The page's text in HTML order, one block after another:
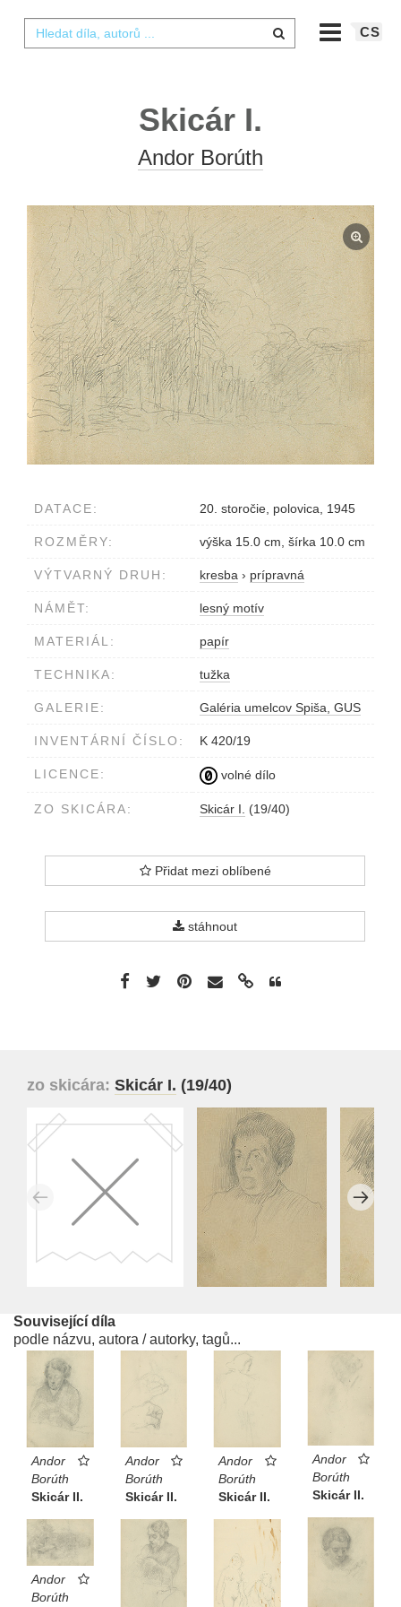
CS
Skicár I.
Andor Borúth
DATACE: 20. storočie, polovica, 1945
ROZMĚRY: výška 15.0 cm, šírka 10.0 cm
VÝTVARNÝ DRUH: kresba › prípravná
NÁMĚT: lesný motív
MATERIÁL: papír
TECHNIKA: tužka
GALERIE: Galéria umelcov Spiša, GUS
INVENTÁRNÍ ČÍSLO: K 420/19
LICENCE: volné dílo
ZO SKICÁRA: Skicár I. (19/40)
Přidat mezi oblíbené
stáhnout
zo skicára: Skicár I. (19/40)
Související díla
podle názvu, autora / autorky, tagů...
Andor
Borúth
Skicár II.
Andor
Borúth
Skicár II.
Andor
Borúth
Skicár II.
Andor
Borúth
Skicár II.
Andor
Borúth